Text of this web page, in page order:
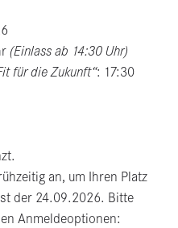
(Einlass ab 14:30 Uhr)
für die Zukunft“: 17:30
an, um Ihren Platz
der 24.09.2026. Bitte
Anmeldeoptionen: